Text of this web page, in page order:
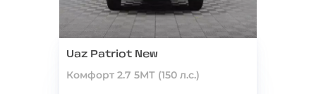
Uaz Patriot New
Комфорт 2.7 5МТ (150 л.с.)